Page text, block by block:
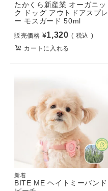
たかくら新産業 オーガニッ
ク ドッグ アウトドアスプレ
ー モスガード 50ml
販売価格 ¥1,320
税込
カートに入れる
新着
BITE ME ヘイトミーバンド